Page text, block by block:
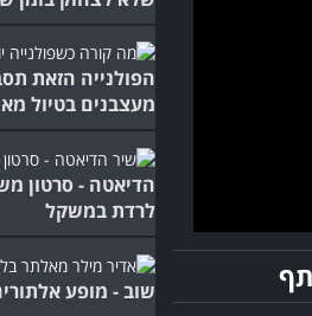
הפולנייה הזאת
מעצבנים בטיול
הדיאטה - סרטון
לרדת במשקל
שוב - מופע